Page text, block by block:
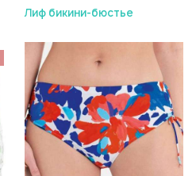
Лиф бикини-бюстье